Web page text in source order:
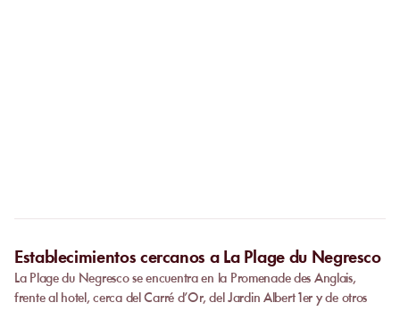
personas, la fecha y los servicios solicitados.
Establecimientos cercanos a La Plage du Negresco
La Plage du Negresco se encuentra en la Promenade des Anglais,
frente al hotel, cerca del Carré d’Or, del Jardin Albert 1er y de otros